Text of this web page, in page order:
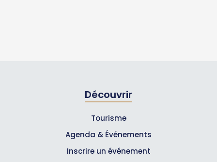
Découvrir
Tourisme
Agenda & Événements
Inscrire un événement